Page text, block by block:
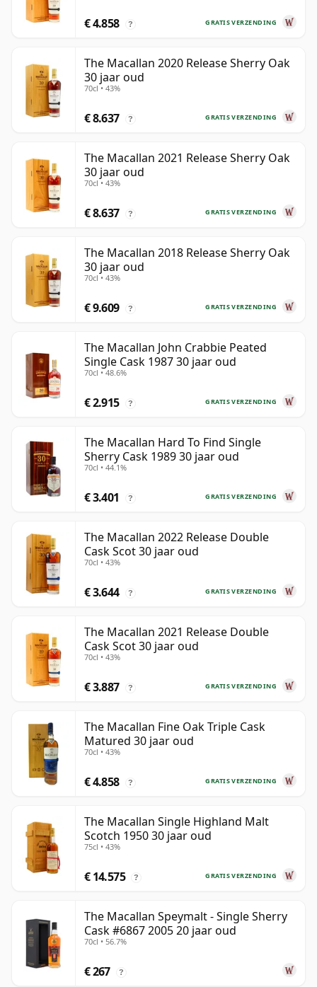
GRATIS VERZENDING
€ 4.858 ?
The Macallan 2020 Release Sherry Oak
30 jaar oud
70cl • 43%
GRATIS VERZENDING
€ 8.637 ?
The Macallan 2021 Release Sherry Oak
30 jaar oud
70cl • 43%
GRATIS VERZENDING
€ 8.637 ?
The Macallan 2018 Release Sherry Oak
30 jaar oud
70cl • 43%
GRATIS VERZENDING
€ 9.609 ?
The Macallan John Crabbie Peated
Single Cask 1987 30 jaar oud
70cl • 48.6%
GRATIS VERZENDING
€ 2.915 ?
The Macallan Hard To Find Single
Sherry Cask 1989 30 jaar oud
70cl • 44.1%
GRATIS VERZENDING
€ 3.401 ?
The Macallan 2022 Release Double
Cask Scot 30 jaar oud
70cl • 43%
GRATIS VERZENDING
€ 3.644 ?
The Macallan 2021 Release Double
Cask Scot 30 jaar oud
70cl • 43%
GRATIS VERZENDING
€ 3.887 ?
The Macallan Fine Oak Triple Cask
Matured 30 jaar oud
70cl • 43%
GRATIS VERZENDING
€ 4.858 ?
The Macallan Single Highland Malt
Scotch 1950 30 jaar oud
75cl • 43%
GRATIS VERZENDING
€ 14.575 ?
The Macallan Speymalt - Single Sherry
Cask #6867 2005 20 jaar oud
70cl • 56.7%
€ 267 ?